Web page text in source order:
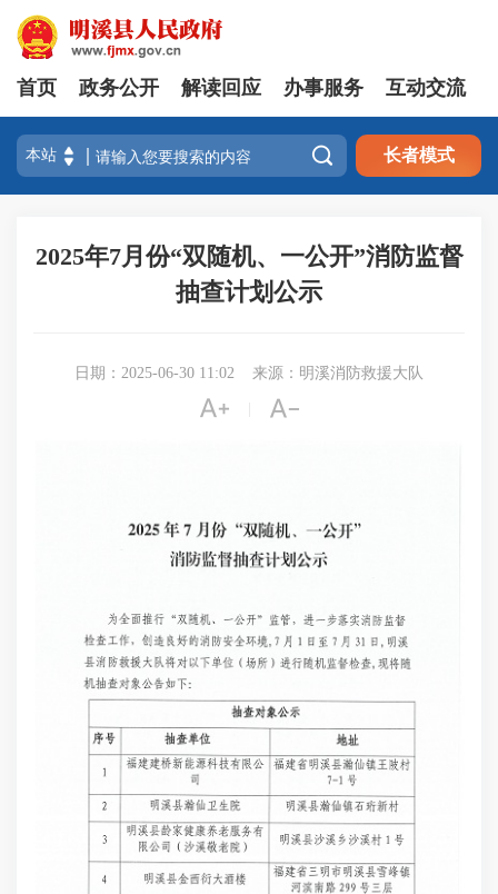
首页 政务公开 解读回应 办事服务 互动交流
 长者模式
2025年7月份“双随机、一公开”消防监督
抽查计划公示
日期：2025-06-30 11:02 来源：明溪消防救援大队
 